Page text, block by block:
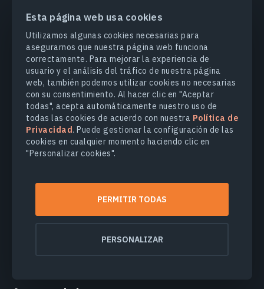
Esta página web usa cookies
Utilizamos algunas cookies necesarias para
asegurarnos que nuestra página web funciona
correctamente. Para mejorar la experiencia de
usuario y el análisis del tráfico de nuestra página
web, también podemos utilizar cookies no necesarias
con su consentimiento. Al hacer clic en "Aceptar
todas", acepta automáticamente nuestro uso de
todas las cookies de acuerdo con nuestra Política de
Privacidad. Puede gestionar la configuración de las
cookies en cualquier momento haciendo clic en
"Personalizar cookies".
PERMITIR TODAS
PERSONALIZAR
los datos irrelevantes, podrá ahorrar tiempo y espacio de
almacenamiento sin renunciar a la información que
necesita para su proyecto.
Lea siempre los límites de resolución, las restricciones de
licencia y las condiciones de servicio del proveedor para
asegurarse de que el uso que pretende dar a los datos
cumple con los parámetros aceptables. Seguir las pautas
anteriores le ayudará a elegir los mejores proveedores de
imágenes satelitales gratis para sus necesidades.
Referencias
Potere, D. (2008, December 8). Horizontal Positional
Accuracy of Google Earth's High-Resolution Imagery
Archive. Sensors (Basel), 8(12):7973–7981.